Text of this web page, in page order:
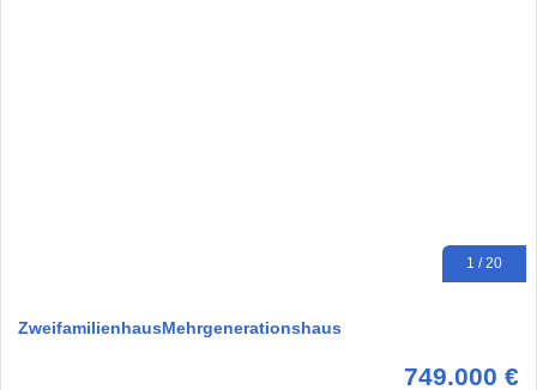
1 / 20
ZweifamilienhausMehrgenerationshaus
749.000 €